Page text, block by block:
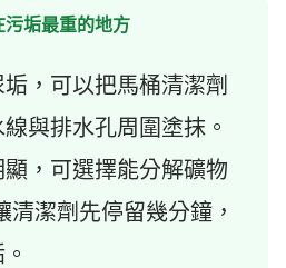
污垢最重的地方
，可以把馬桶清潔劑
與排水孔周圍塗抹。
，可選擇能分解礦物
清潔劑先停留幾分鐘，